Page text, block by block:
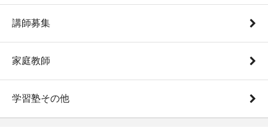
講師募集
家庭教師
学習塾その他